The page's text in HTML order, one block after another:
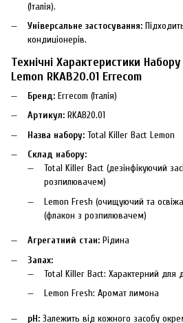
(Італія).
Універсальне застосування:
кондиціонерів.
Технічні Характеристики
Lemon RKAB20.01 Errecom
Бренд: Errecom (Італія)
Артикул: RKAB20.01
Назва набору: Total Killer Bact Lemon
Склад набору:
Total Killer Bact (дезінфікуючий
розпилювачем)
Lemon Fresh (очищуючий та
(флакон з розпилювачем)
Агрегатний стан: Рідина
Запах:
Total Killer Bact: Характерний для
Lemon Fresh: Аромат лимона
pH: Залежить від кожного засобу